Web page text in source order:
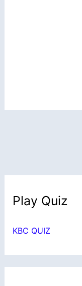
Play Quiz
KBC QUIZ